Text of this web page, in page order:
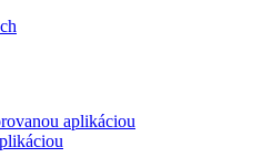
aplikáciou